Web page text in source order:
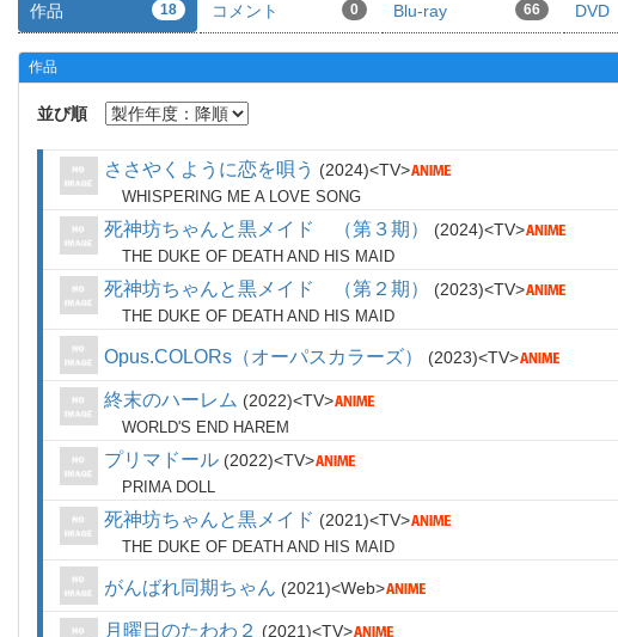
作品 18 コメント 0 Blu-ray 66 DVD
作品
並び順
ささやくように恋を唄う 2024 TV
WHISPERING ME A LOVE SONG
死神坊ちゃんと黒メイド （第３期） 2024 TV
THE DUKE OF DEATH AND HIS MAID
死神坊ちゃんと黒メイド （第２期） 2023 TV
THE DUKE OF DEATH AND HIS MAID
Opus.COLORs（オーパスカラーズ） 2023 TV
終末のハーレム 2022 TV
WORLD'S END HAREM
プリマドール 2022 TV
PRIMA DOLL
死神坊ちゃんと黒メイド 2021 TV
THE DUKE OF DEATH AND HIS MAID
がんばれ同期ちゃん 2021 Web
月曜日のたわわ２ 2021 TV